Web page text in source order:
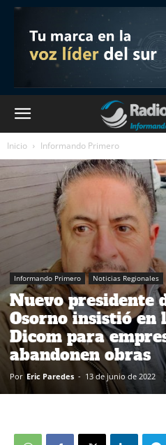
Inicio Informando Primero
Informando Primero Noticias Regionales
Nuevo presidente
Osorno insistió en
Dicom para
abandonen obras
Por Eric Paredes - 13 de junio de 2022